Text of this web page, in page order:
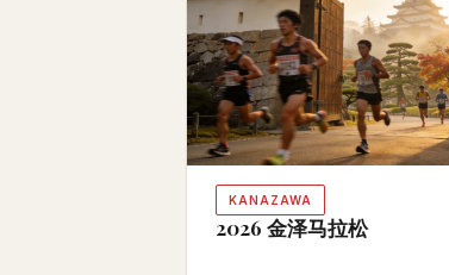
KANAZAWA
2026 金泽马拉松